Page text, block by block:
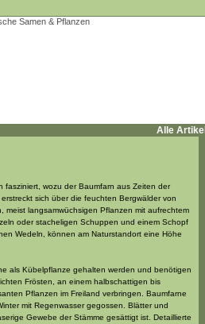
Alle Artikel
fasziniert, wozu der Baumfarn aus Zeiten der
sich über die feuchten Bergwälder von
meist langsamwüchsigen Pflanzen mit aufrechtem
oder stacheligen Schuppen und einem Schopf
Wedeln, können am Naturstandort eine Höhe
als Kübelpflanze gehalten werden und benötigen
Frösten, an einem halbschattigen bis
Pflanzen im Freiland verbringen. Baumfarne
mit Regenwasser gegossen. Blätter und
Gewebe der Stämme gesättigt ist. Detaillierte